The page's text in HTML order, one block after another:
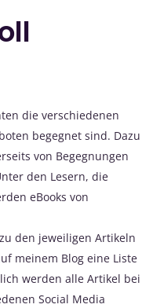
die verschiedenen
begegnet sind. Dazu
von Begegnungen
den Lesern, die
eBooks von
den jeweiligen Artikeln
meinem Blog eine Liste
werden alle Artikel bei
Social Media